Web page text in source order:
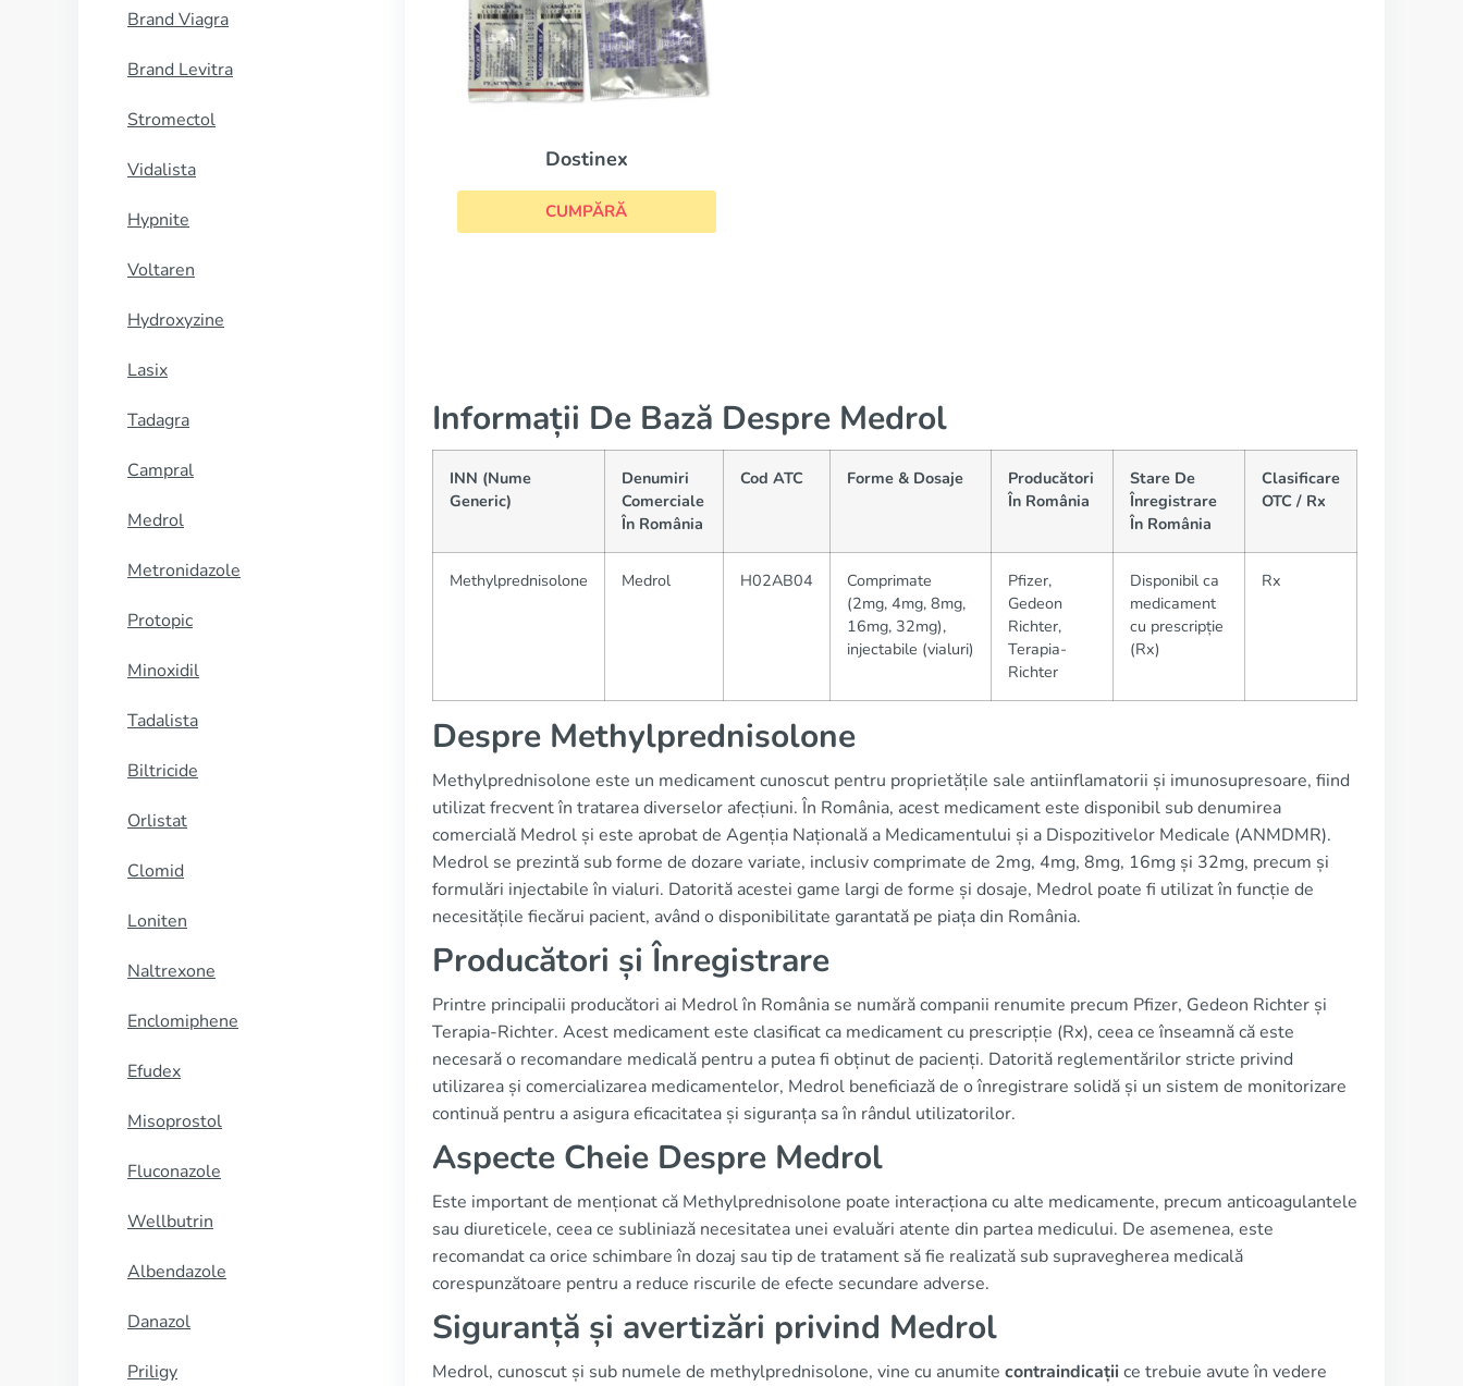
Brand Viagra
Brand Levitra
Stromectol
Vidalista
Hypnite
Voltaren
Hydroxyzine
Lasix
Tadagra
Campral
Medrol
Metronidazole
Protopic
Minoxidil
Tadalista
Biltricide
Orlistat
Clomid
Loniten
Naltrexone
Enclomiphene
Efudex
Misoprostol
Fluconazole
Wellbutrin
Albendazole
Danazol
Priligy
Dostinex
CUMPĂRĂ
Informații De Bază Despre Medrol
INN (Nume
Generic)
Denumiri
Comerciale
În România
Cod ATC Forme & Dosaje
Producători
În România
Stare De
Înregistrare
În România
Clasificare
OTC / Rx
Methylprednisolone Medrol H02AB04
Comprimate
(2mg, 4mg, 8mg,
16mg, 32mg),
injectabile (vialuri)
Pfizer,
Gedeon
Richter,
Terapia-
Richter
Disponibil ca
medicament
cu prescripție
(Rx)
Rx
Despre Methylprednisolone
Methylprednisolone este un medicament cunoscut pentru proprietățile sale antiinflamatorii și imunosupresoare, fiind
utilizat frecvent în tratarea diverselor afecțiuni. În România, acest medicament este disponibil sub denumirea
comercială Medrol și este aprobat de Agenția Națională a Medicamentului și a Dispozitivelor Medicale (ANMDMR).
Medrol se prezintă sub forme de dozare variate, inclusiv comprimate de 2mg, 4mg, 8mg, 16mg și 32mg, precum și
formulări injectabile în vialuri. Datorită acestei game largi de forme și dosaje, Medrol poate fi utilizat în funcție de
necesitățile fiecărui pacient, având o disponibilitate garantată pe piața din România.
Producători și Înregistrare
Printre principalii producători ai Medrol în România se numără companii renumite precum Pfizer, Gedeon Richter și
Terapia-Richter. Acest medicament este clasificat ca medicament cu prescripție (Rx), ceea ce înseamnă că este
necesară o recomandare medicală pentru a putea fi obținut de pacienți. Datorită reglementărilor stricte privind
utilizarea și comercializarea medicamentelor, Medrol beneficiază de o înregistrare solidă și un sistem de monitorizare
continuă pentru a asigura eficacitatea și siguranța sa în rândul utilizatorilor.
Aspecte Cheie Despre Medrol
Este important de menționat că Methylprednisolone poate interacționa cu alte medicamente, precum anticoagulantele
sau diureticele, ceea ce subliniază necesitatea unei evaluări atente din partea medicului. De asemenea, este
recomandat ca orice schimbare în dozaj sau tip de tratament să fie realizată sub supravegherea medicală
corespunzătoare pentru a reduce riscurile de efecte secundare adverse.
Siguranță și avertizări privind Medrol
Medrol, cunoscut și sub numele de methylprednisolone, vine cu anumite contraindicațiice trebuie avute în vedere